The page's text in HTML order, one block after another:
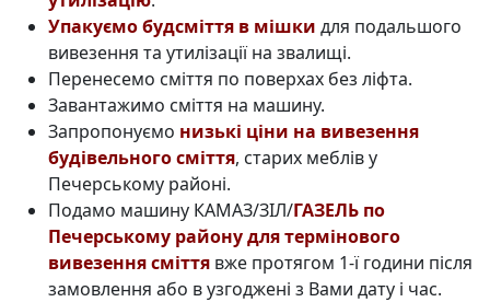
Упакуємо будсміття в мішки для подальшого
вивезення та утилізації на звалищі.
Перенесемо сміття по поверхах без ліфта.
Завантажимо сміття на машину.
Запропонуємо низькі ціни на вивезення
будівельного сміття, старих меблів у
Печерському районі.
Подамо машину КАМАЗ/ЗІЛ/ГАЗЕЛЬ по
Печерському району для термінового
вивезення сміття вже протягом 1-ї години після
замовлення або в узгоджені з Вами дату і час.